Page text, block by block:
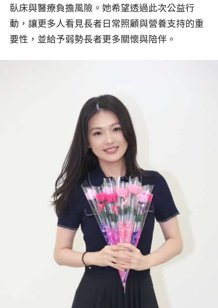
臥床與醫療負擔風險。她希望透過此次公益行
動，讓更多人看見長者日常照顧與營養支持的重
要性，並給予弱勢長者更多關懷與陪伴。